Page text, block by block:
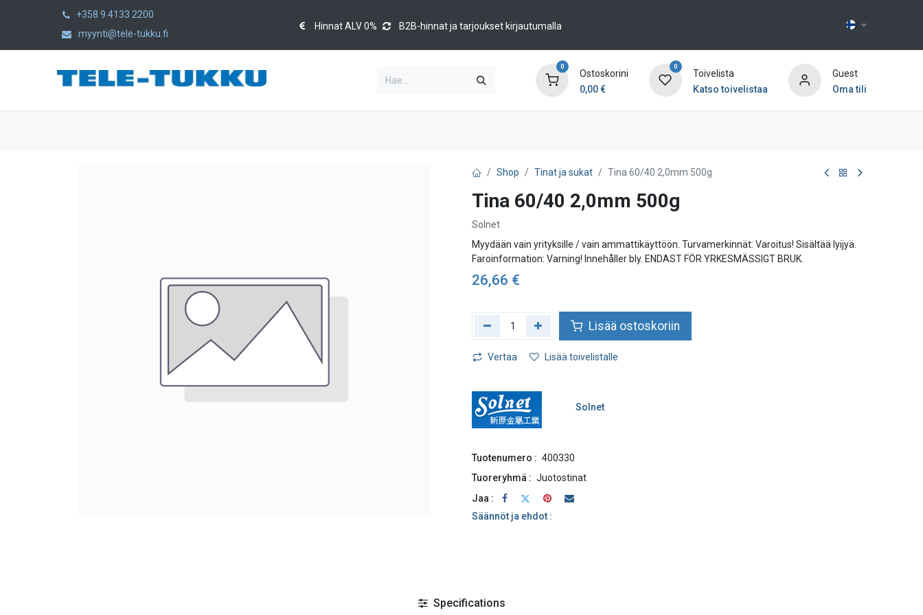
+358 9 4133 2200
myynti@tele-tukku.fi
Hinnat ALV 0% B2B-hinnat ja tarjoukset kirjautumalla
0
Ostoskorini
0,00€
0
Toivelista
Katso toivelistaa
Guest
Oma tili
Shop Tinat ja sukat Tina 60/40 2,0mm 500g
Tina 60/40 2,0mm 500g
Solnet
Myydään vain yrityksille / vain ammattikäyttöön. Turvamerkinnät: Varoitus! Sisältää lyijyä.
Faroinformation: Varning! Innehåller bly. ENDAST FÖR YRKESMÄSSIGT BRUK.
26,66 €
Lisää ostoskoriin
Vertaa Lisää toivelistalle
Solnet
Tuotenumero : 400330
Tuoreryhmä : Juotostinat
Jaa :
Säännöt ja ehdot :
Specifications